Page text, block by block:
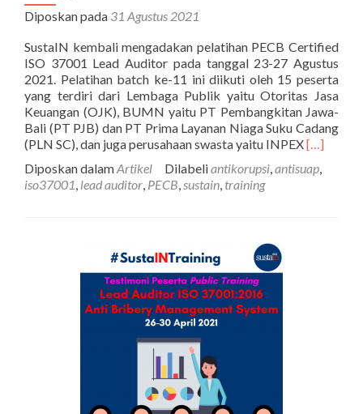
Diposkan pada 31 Agustus 2021
SustaIN kembali mengadakan pelatihan PECB Certified
ISO 37001 Lead Auditor pada tanggal 23-27 Agustus
2021. Pelatihan batch ke-11 ini diikuti oleh 15 peserta
yang terdiri dari Lembaga Publik yaitu Otoritas Jasa
Keuangan (OJK), BUMN yaitu PT Pembangkitan Jawa-
Bali (PT PJB) dan PT Prima Layanan Niaga Suku Cadang
(PLN SC), dan juga perusahaan swasta yaitu INPEX
Kegiatan
[…]
Diposkan dalamArtikel Dilabeliantikorupsi,antisuap,
iso37001, lead auditor, PECB,sustain, training